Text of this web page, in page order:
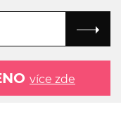
více zde